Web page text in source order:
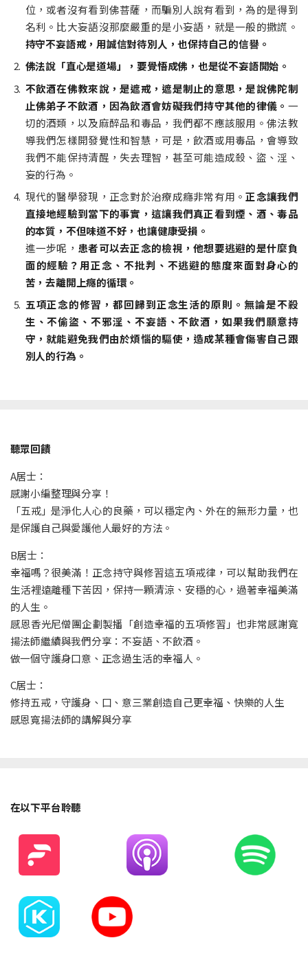
位，或者沒有看到佛菩薩，而騙別人說有看到，為的是得到
名利。比大妄語沒那麼嚴重的是小妄語，就是一般的撒謊。
持守不妄語戒，用誠信對待別人，也保持自己的信譽。
佛法說「直心是道場」，要覺悟成佛，也是從不妄語開始。
不飲酒在佛教來說，是遮戒，遮是制止的意思，是說佛陀制
止佛弟子不飲酒，因為飲酒會妨礙我們持守其他的律儀。 一
切的酒類，以及麻醉品和毒品，我們都不應該服用。佛法教
導我們怎樣開發覺性和智慧，可是，飲酒或用毒品，會導致
我們不能保持清醒，失去理智，甚至可能造成殺、盜、淫、
妄的行為。
現代的醫學發現，正念對於治療成癮非常有用。正念讓我們
直接地經驗到當下的事實，這讓我們真正看到煙、酒、毒品
的本質，不但味道不好，也讓健康受損。
進一步呢， 患者可以去正念的檢視，他想要逃避的是什麼負
面的經驗？用正念、不批判、不逃避的態度來面對身心的
苦，去離開上癮的循環。
五項正念的修習，都回歸到正念生活的原則。無論是不殺
生、不偷盜、不邪淫、不妄語、不飲酒，如果我們願意持
守，就能避免我們由於煩惱的驅使，造成某種會傷害自己跟
別人的行為。
聽眾回饋
A居士：
感謝小編整理與分享！
「五戒」是淨化人心的良藥，可以穩定內、外在的無形力量，也
是保護自己與愛護他人最好的方法。
B居士：
幸福嗎？很美滿！正念持守與修習這五項戒律，可以幫助我們在
生活裡遠離種下苦因，保持一顆清涼、安穩的心，過著幸福美滿
的人生。
感恩香光尼僧團企劃製播「創造幸福的五項修習」也非常感謝寬
揚法師繼續與我們分享：不妄語、不飲酒。
做一個守護身口意、正念過生活的幸福人。
C居士：
修持五戒，守護身、口、意三業創造自己更幸福、快樂的人生
感恩寬揚法師的講解與分享
在以下平台聆聽